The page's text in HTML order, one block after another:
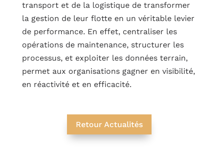
transport et de la logistique de transformer
la gestion de leur flotte en un véritable levier
de performance. En effet, centraliser les
opérations de maintenance, structurer les
processus, et exploiter les données terrain,
permet aux organisations gagner en visibilité,
en réactivité et en efficacité.
Retour Actualités